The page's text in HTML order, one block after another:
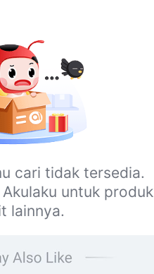
cari tidak tersedia.
untuk produk
lainnya.